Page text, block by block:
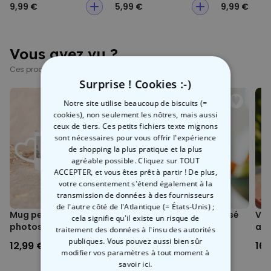
9,99 € 5,99 € 9,99 €
Vous avez vu ?
Ces produits pourraient aussi vous intéresser
Mug personnalisé avec 3
photos et texte
12,99 €
Verre à vin personnalisé
avec nom
16,99 €
Envie de
10 % de réduction ?
Surprise ! Cookies :-)
Notre site utilise beaucoup de biscuits (=
cookies), non seulement les nôtres, mais aussi
ceux de tiers. Ces petits fichiers texte mignons
sont nécessaires pour vous offrir l'expérience
de shopping la plus pratique et la plus
agréable possible. Cliquez sur TOUT
ACCEPTER, et vous êtes prêt à partir ! De plus,
votre consentement s'étend également à la
transmission de données à des fournisseurs
de l'autre côté de l'Atlantique (= États-Unis) ;
cela signifie qu'il existe un risque de
traitement des données à l'insu des autorités
publiques. Vous pouvez aussi bien sûr
modifier vos paramètres à tout momentà
savoir ici.